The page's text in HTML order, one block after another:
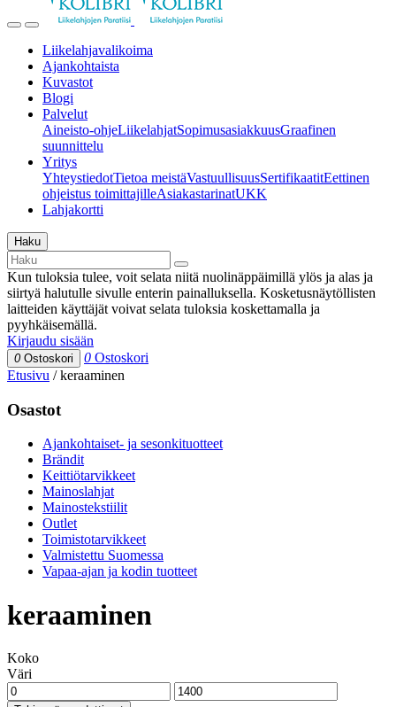
Liikelahjavalikoima
Ajankohtaista
Kuvastot
Blogi
Palvelut
Aineisto-ohjeLiikelahjatSopimusasiakkuusGraafinen
suunnittelu
Yritys
YhteystiedotTietoa meistäVastuullisuusSertifikaatitEettinen
ohjeistus toimittajilleAsiakastarinatUKK
Lahjakortti
Haku
Kun tuloksia tulee, voit selata niitä nuolinäppäimillä ylös ja alas ja
siirtyä halutulle sivulle enterin painalluksella. Kosketusnäytöllisten
laitteiden käyttäjät voivat selata tuloksia koskettamalla ja
pyyhkäisemällä.
Kirjaudu sisään
0 Ostoskori 0 Ostoskori
Etusivu /keraaminen
Osastot
Ajankohtaiset- ja sesonkituotteet
Brändit
Keittiötarvikkeet
Mainoslahjat
Mainostekstiilit
Outlet
Toimistotarvikkeet
Valmistettu Suomessa
Vapaa-ajan ja kodin tuotteet
keraaminen
Koko
Väri